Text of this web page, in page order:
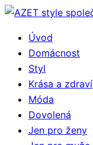
Přejít
obsahuÚvod
Domácnost
Styl
Krása a zdraví
Móda
Dovolená
Jen pro ženy